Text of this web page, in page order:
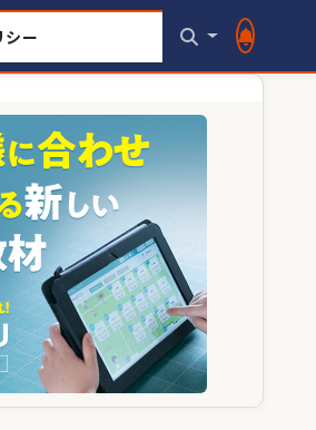
シー